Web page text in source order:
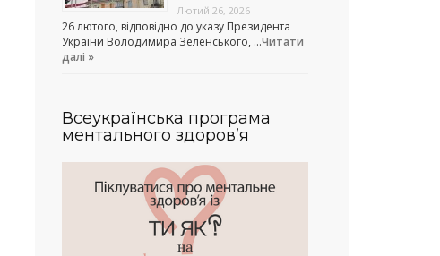
Лютий 26, 2026
26 лютого, відповідно до указу Президента
України Володимира Зеленського, …Читати
далі »
Всеукраїнська програма
ментального здоров’я